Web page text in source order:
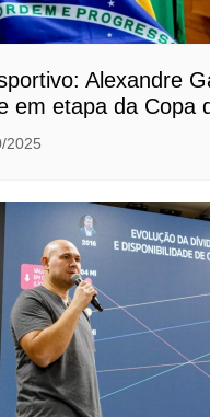
Alexandre
em etapa da Copa
2025